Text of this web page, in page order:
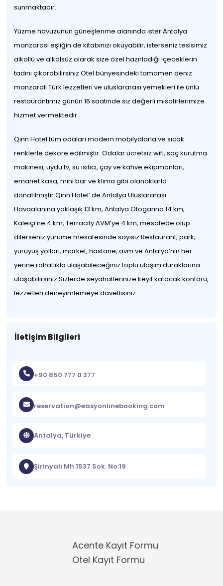
sunmaktadır.
Yüzme havuzunun güneşlenme alanında ister Antalya
manzarası eşliğin de kitabınızı okuyabilir, isterseniz tesisimiz
alkollü ve alkolsüz olarak size özel hazırladığı içeceklerin
tadını çıkarabilirsiniz.Otel bünyesindeki tamamen deniz
manzaralı Türk lezzetleri ve uluslararası yemekleri ile ünlü
restaurantımız günün 16 saatinde siz değerli misafirlerimize
hizmet vermektedir.
Qinn Hotel tüm odaları modern mobilyalarla ve sıcak
renklerle dekore edilmiştir. Odalar ücretsiz wifi, saç kurutma
makinesi, uydu tv, su ısıtıcı, çay ve kahve ekipmanları,
emanet kasa, mini bar ve klima gibi olanaklarla
donatılmıştır.Qinn Hotel’ de Antalya Uluslararası
Havaalanına yaklaşık 13 km, Antalya Otogarına 14 km,
Kaleiçi’ne 4 km, Terracity AVM’ye 4 km, mesafede olup
dilerseniz yürüme mesafesinde sayısız Restaurant, park,
yürüyüş yolları, market, hastane, avm ve Antalya’nın her
yerine rahatlıkla ulaşabileceğiniz toplu ulaşım duraklarına
ulaşabilirsiniz.Sizlerde seyahatlerinize keyif katacak konforu,
lezzetleri deneyimlemeye davetlisiniz.
İletişim Bilgileri
+90 850 777 0 377
reservation@easyonlinebooking.com
Antalya, Türkiye
Şirinyalı Mh.1537 Sok. No:19
Acente Kayıt Formu
Otel Kayıt Formu